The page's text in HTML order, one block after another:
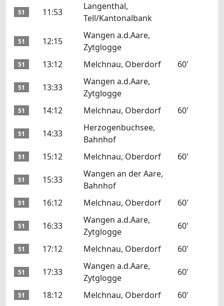
51 11:53
Langenthal,
Tell/Kantonalbank
51 12:15
Wangen a.d.Aare,
Zytglogge
51 13:12 Melchnau, Oberdorf 60'
51 13:33
Wangen a.d.Aare,
Zytglogge
51 14:12 Melchnau, Oberdorf 60'
51 14:33
Herzogenbuchsee,
Bahnhof
51 15:12 Melchnau, Oberdorf 60'
51 15:33
Wangen an der Aare,
Bahnhof
51 16:12 Melchnau, Oberdorf 60'
51 16:33
Wangen a.d.Aare,
Zytglogge
60'
51 17:12 Melchnau, Oberdorf 60'
51 17:33
Wangen a.d.Aare,
Zytglogge
60'
51 18:12 Melchnau, Oberdorf 60'